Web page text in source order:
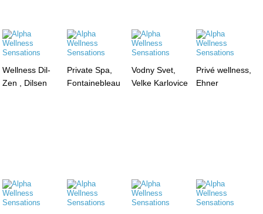
Wellness Dil-
Zen , Dilsen
Private Spa,
Fontainebleau
Vodny Svet,
Velke Karlovice
Privé wellness,
Ehner